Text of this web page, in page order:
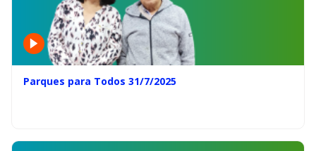
Parques para Todos 31/7/2025